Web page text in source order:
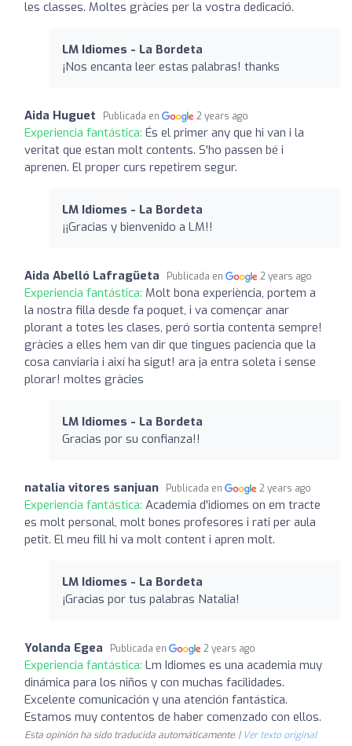
les classes. Moltes gràcies per la vostra dedicació.
LM Idiomes - La Bordeta
¡Nos encanta leer estas palabras! thanks
Aida Huguet Publicada en 2 years ago
Experiencia fantástica: És el primer any que hi van i la
veritat que estan molt contents. S'ho passen bé i
aprenen. El proper curs repetirem segur.
LM Idiomes - La Bordeta
¡¡Gracias y bienvenido a LM!!
Aida Abelló Lafragüeta Publicada en 2 years ago
Experiencia fantástica: Molt bona experiència, portem a
la nostra filla desde fa poquet, i va començar anar
plorant a totes les clases, peró sortia contenta sempre!
gràcies a elles hem van dir que tingues paciencia que la
cosa canviaria i així ha sigut! ara ja entra soleta i sense
plorar! moltes gràcies
LM Idiomes - La Bordeta
Gracias por su confianza!!
natalia vitores sanjuan Publicada en 2 years ago
Experiencia fantástica: Academia d'idiomes on em tracte
es molt personal, molt bones profesores i rati per aula
petit. El meu fill hi va molt content i apren molt.
LM Idiomes - La Bordeta
¡Gracias por tus palabras Natalia!
Yolanda Egea Publicada en 2 years ago
Experiencia fantástica: Lm Idiomes es una academia muy
dinámica para los niños y con muchas facilidades.
Excelente comunicación y una atención fantástica.
Estamos muy contentos de haber comenzado con ellos.
Esta opinión ha sido traducida automáticamente. | Ver texto original